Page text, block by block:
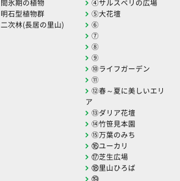
間氷期の植物
明石型植物群
二次林(長居の里山)
④サルスベリの広場
⑤大花壇
⑥
⑦
⑧
⑨
⑩ライフガーデン
⑪
⑫春～夏に美しいエリ
ア
⑬ダリア花壇
⑭竹笹見本園
⑮万葉のみち
⑯ユーカリ
⑰芝生広場
⑱里山ひろば
⑲